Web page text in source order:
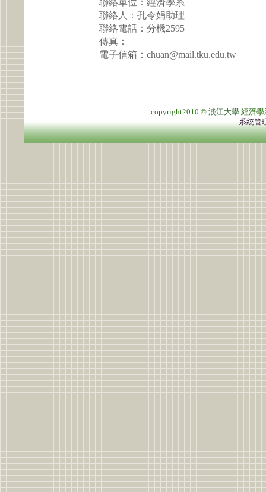
聯絡單位：經濟學系
聯絡人：孔令娟助理
聯絡電話：分機2595
傳真：
電子信箱：chuan@mail.tku.edu.tw
copyright2010 © 淡江大學 經濟學
系統管